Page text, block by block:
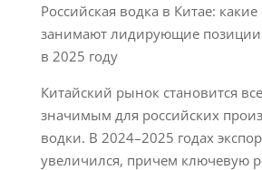
Российская водка в Китае:
занимают лидирующие позиции
в 2025 году
Китайский рынок становится
значимым для российских
водки. В 2024–2025 годах
увеличился, причем ключевую